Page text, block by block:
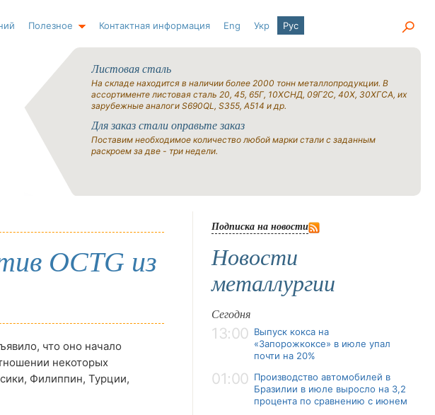
Полезное Контактная информация Eng Укр Рус
Листовая сталь
На складе находится в наличии более 2000 тонн металлопродукции. В
ассортименте листовая сталь 20, 45, 65Г, 10ХСНД, 09Г2С, 40Х, 30ХГСА, их
зарубежные аналоги S690QL, S355, A514 и др.
Для заказ стали оправьте заказ
Поставим необходимое количество любой марки стали с заданным
раскроем за две - три недели.
OCTG из
что оно начало
некоторых
Филиппин, Турции,
Подписка на новости
Новости
металлургии
Сегодня
13:00 Выпуск кокса на
«Запорожкоксе» в июле упал
почти на 20%
01:00 Производство автомобилей в
Бразилии в июле выросло на 3,2
процента по сравнению с июнем